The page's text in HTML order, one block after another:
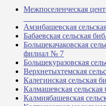
Межпоселенческая
Амзибашевская
Бабаевская сельская
Большекачаковская
филиал № 7
Большекуразовская
Верхнетыхтемская
Калегинская сельская
Калмашевская
Калмиябашевская